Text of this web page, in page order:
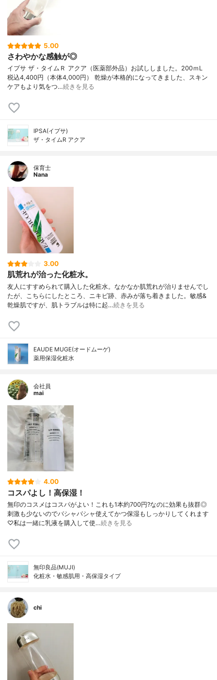
5.00
さわやかな感触が◎
イプサ ザ・タイムＲ アクア（医薬部外品）お試ししました。200ｍL
税込4,400円（本体4,000円） 乾燥が本格的になってきました、スキン
ケアもより気をつ…続きを見る
IPSA(イプサ)
ザ・タイムR アクア
保育士
Nana
3.00
肌荒れが治った化粧水。
友人にすすめられて購入した化粧水。なかなか肌荒れが治りませんでし
たが、こちらにしたところ、ニキビ跡、赤みが落ち着きました。敏感&
乾燥肌ですが、肌トラブルは特に起…続きを見る
EAUDE MUGE(オードムーゲ)
薬用保湿化粧水
会社員
mai
4.00
コスパよし！高保湿！
無印のコスメはコスパがよい！これも1本約700円?なのに効果も抜群◎
刺激も少ないのでバシャバシャ使えてかつ保湿もしっかりしてくれます
♡私は一緒に乳液を購入して使…続きを見る
無印良品(MUJI)
化粧水・敏感肌用・高保湿タイプ
chi